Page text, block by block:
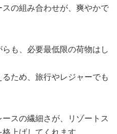
の組み合わせが、爽やかで
も、必要最低限の荷物はし
ため、旅行やレジャーでも
スの繊細さが、リゾートス